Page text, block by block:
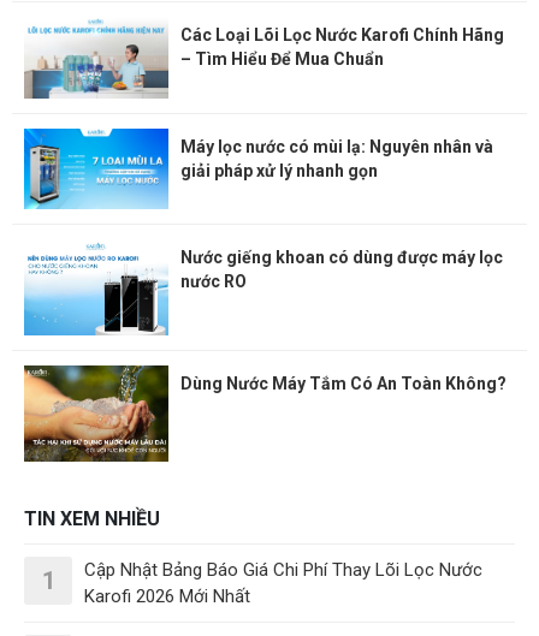
Các Loại Lõi Lọc Nước Karofi Chính Hãng
– Tìm Hiểu Để Mua Chuẩn
Máy lọc nước có mùi lạ: Nguyên nhân và
giải pháp xử lý nhanh gọn
Nước giếng khoan có dùng được máy lọc
nước RO
Dùng Nước Máy Tắm Có An Toàn Không?
TIN XEM NHIỀU
1
Cập Nhật Bảng Báo Giá Chi Phí Thay Lõi Lọc Nước
Karofi 2026 Mới Nhất